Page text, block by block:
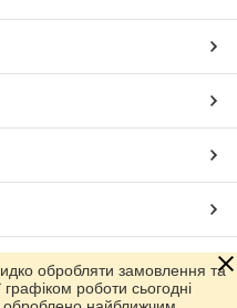
Prom.ua
обробляти замовлення та
графіком роботи сьогодні